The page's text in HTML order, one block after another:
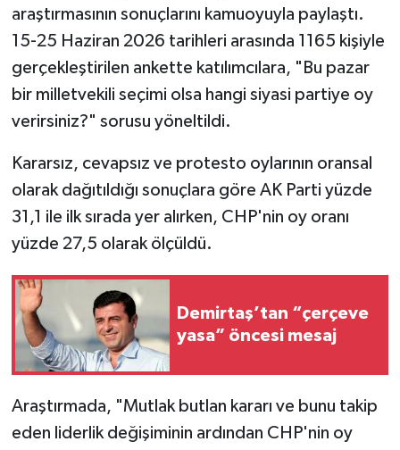
araştırmasının sonuçlarını kamuoyuyla paylaştı.
15-25 Haziran 2026 tarihleri arasında 1165 kişiyle
gerçekleştirilen ankette katılımcılara, "Bu pazar
bir milletvekili seçimi olsa hangi siyasi partiye oy
verirsiniz?" sorusu yöneltildi.
Kararsız, cevapsız ve protesto oylarının oransal
olarak dağıtıldığı sonuçlara göre AK Parti yüzde
31,1 ile ilk sırada yer alırken, CHP'nin oy oranı
yüzde 27,5 olarak ölçüldü.
Demirtaş’tan “çerçeve
yasa” öncesi mesaj
Araştırmada, "Mutlak butlan kararı ve bunu takip
eden liderlik değişiminin ardından CHP'nin oy